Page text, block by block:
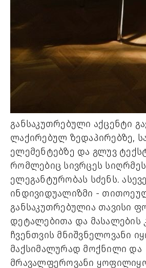
განსაკუთრებული აქცენტი
ლაქირებულ ზედაპირებზე,
ელემენტებზე და გლუვ
რომლებიც სივრცეს
ელეგანტურობას სძენს.
ინდივიდუალიზმი -
განსაკუთრებულია თავისი
დეტალებითა და მასალების
ჩვენთვის მნიშვნელოვანი
მაქსიმალურად მოქნილი და
მრავალფეროვანი